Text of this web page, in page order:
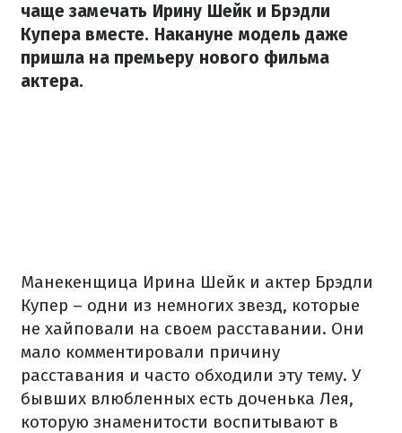
чаще замечать Ирину Шейк и Брэдли
Купера вместе. Накануне модель даже
пришла на премьеру нового фильма
актера.
Манекенщица Ирина Шейк и актер Брэдли
Купер – одни из немногих звезд, которые
не хайповали на своем расставании. Они
мало комментировали причину
расставания и часто обходили эту тему. У
бывших влюбленных есть доченька Лея,
которую знаменитости воспитывают в